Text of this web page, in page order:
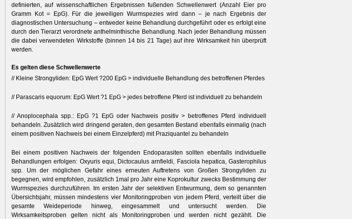
definierten, auf wissenschaftlichen Ergebnissen fußenden Schwellenwert (Anzahl Eier pro
Gramm Kot = EpG). Für die jeweiligen Wurmspezies wird dann – je nach Ergebnis der
diagnostischen Untersuchung – entweder keine Behandlung durchgeführt oder es erfolgt eine
durch den Tierarzt verordnete anthelminthische Behandlung. Nach jeder Behandlung müssen
die dabei verwendeten Wirkstoffe (binnen 14 bis 21 Tage) auf ihre Wirksamkeit hin überprüft
werden.
Es gelten diese Schwellenwerte
// Kleine Strongyliden: EpG Wert ?200 EpG > individuelle Behandlung des betroffenen Pferdes
// Parascaris equorum: EpG Wert ?1 EpG > jedes betroffene Pferd ist individuell zu behandeln
// Anoplocephala spp.: EpG ?1 EpG oder Nachweis positiv > betroffenes Pferd individuell
behandeln. Zusätzlich wird dringend geraten, den gesamten Bestand ebenfalls einmalig (nach
einem positiven Nachweis bei einem Einzelpferd) mit Praziquantel zu behandeln
Bei einem positiven Nachweis der folgenden Endoparasiten sollten ebenfalls individuelle
Behandlungen erfolgen: Oxyuris equi, Dictocaulus arnfieldi, Fasciola hepatica, Gasterophilus
spp. Um der möglichen Gefahr eines erneuten Auftretens von Großen Strongyliden zu
begegnen, wird empfohlen, zusätzlich 1mal pro Jahr eine Koprokultur zwecks Bestimmung der
Wurmspezies durchzuführen. Im ersten Jahr der selektiven Entwurmung, dem so genannten
Übersichtsjahr, müssen mindestens vier Monitoringproben von jedem Pferd, verteilt über die
gesamte Weideperiode hinweg, eingesammelt und untersucht werden. Die
Wirksamkeitsproben gelten nicht als Monitoringproben und werden nicht gezählt. Die